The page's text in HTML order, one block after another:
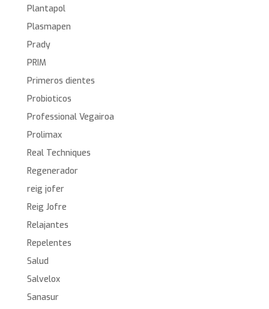
Plantapol
Plasmapen
Prady
PRIM
Primeros dientes
Probioticos
Professional Vegairoa
Prolimax
Real Techniques
Regenerador
reig jofer
Reig Jofre
Relajantes
Repelentes
Salud
Salvelox
Sanasur